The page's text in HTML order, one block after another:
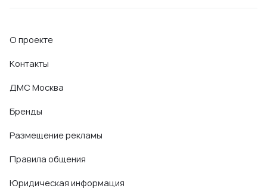
О проекте
Контакты
ДМС Москва
Бренды
Размещение рекламы
Правила общения
Юридическая информация